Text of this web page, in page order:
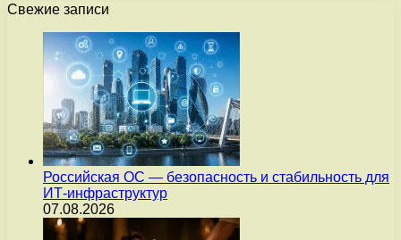
Свежие записи
Российская ОС — безопасность и стабильность для
ИТ-инфраструктур
07.08.2026